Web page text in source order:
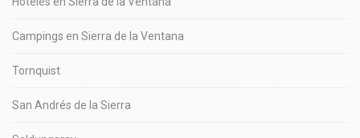
Campings en Sierra de la Ventana
Tornquist
San Andrés de la Sierra